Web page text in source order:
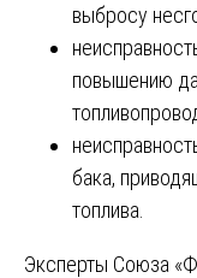
выбросу
повышению
бака,
топлива.
Эксперты Союза